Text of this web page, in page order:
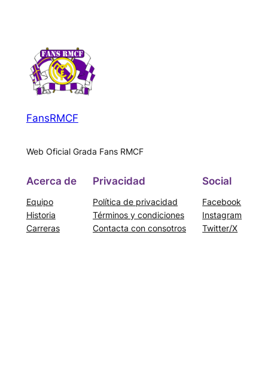
FansRMCF
Web Oficial Grada Fans RMCF
Acerca de
Equipo
Historia
Carreras
Privacidad
Política de privacidad
Términos y condiciones
Contacta con consotros
Social
Facebook
Instagram
Twitter/X